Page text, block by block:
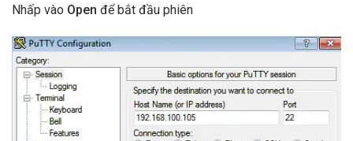
Nhấp vào Open để bắt đầu phiên